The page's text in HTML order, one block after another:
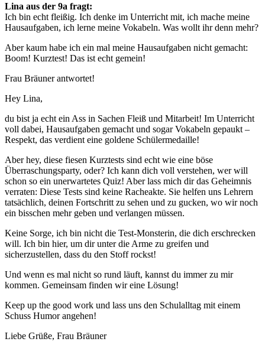
Lina aus der 9a fragt:
Ich bin echt fleißig. Ich denke im Unterricht mit, ich mache meine
Hausaufgaben, ich lerne meine Vokabeln. Was wollt ihr denn mehr?
Aber kaum habe ich ein mal meine Hausaufgaben nicht gemacht:
Boom! Kurztest! Das ist echt gemein!
Frau Bräuner antwortet!
Hey Lina,
du bist ja echt ein Ass in Sachen Fleiß und Mitarbeit! Im Unterricht
voll dabei, Hausaufgaben gemacht und sogar Vokabeln gepaukt –
Respekt, das verdient eine goldene Schülermedaille!
Aber hey, diese fiesen Kurztests sind echt wie eine böse
Überraschungsparty, oder? Ich kann dich voll verstehen, wer will
schon so ein unerwartetes Quiz! Aber lass mich dir das Geheimnis
verraten: Diese Tests sind keine Racheakte. Sie helfen uns Lehrern
tatsächlich, deinen Fortschritt zu sehen und zu gucken, wo wir noch
ein bisschen mehr geben und verlangen müssen.
Keine Sorge, ich bin nicht die Test-Monsterin, die dich erschrecken
will. Ich bin hier, um dir unter die Arme zu greifen und
sicherzustellen, dass du den Stoff rockst!
Und wenn es mal nicht so rund läuft, kannst du immer zu mir
kommen. Gemeinsam finden wir eine Lösung!
Keep up the good work und lass uns den Schulalltag mit einem
Schuss Humor angehen!
Liebe Grüße, Frau Bräuner